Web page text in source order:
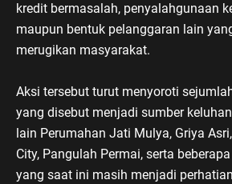
kredit bermasalah, penyalahgunaan
maupun bentuk pelanggaran lain
merugikan masyarakat.
Aksi tersebut turut menyoroti
yang disebut menjadi sumber
lain Perumahan Jati Mulya, Griya
City, Pangulah Permai, serta
yang saat ini masih menjadi